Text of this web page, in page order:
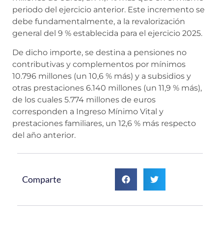
periodo del ejercicio anterior. Este incremento se
debe fundamentalmente, a la revalorización
general del 9 % establecida para el ejercicio 2025.
De dicho importe, se destina a pensiones no
contributivas y complementos por mínimos
10.796 millones (un 10,6 % más) y a subsidios y
otras prestaciones 6.140 millones (un 11,9 % más),
de los cuales 5.774 millones de euros
corresponden a Ingreso Mínimo Vital y
prestaciones familiares, un 12,6 % más respecto
del año anterior.
Comparte